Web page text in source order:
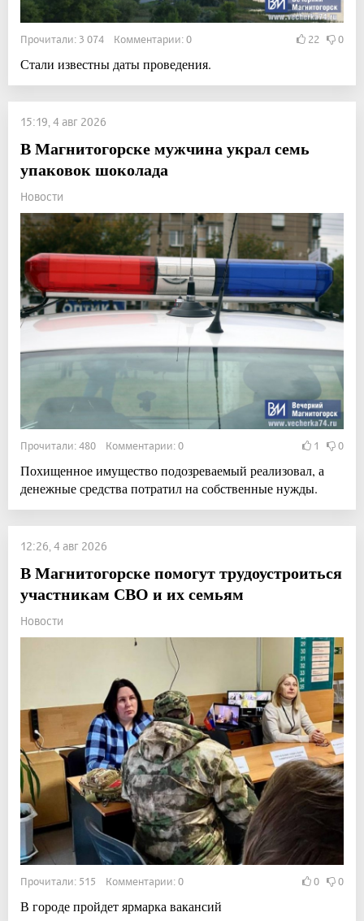
Прочитали: 3 074 Комментарии: 0 22 0
Стали известны даты проведения.
15:19, 4 авг 2026
В Магнитогорске мужчина украл семь
упаковок шоколада
Новости
Прочитали: 480 Комментарии: 0 1 0
Похищенное имущество подозреваемый реализовал, а
денежные средства потратил на собственные нужды.
12:26, 4 авг 2026
В Магнитогорске помогут трудоустроиться
участникам СВО и их семьям
Новости
Прочитали: 515 Комментарии: 0 0 0
В городе пройдет ярмарка вакансий